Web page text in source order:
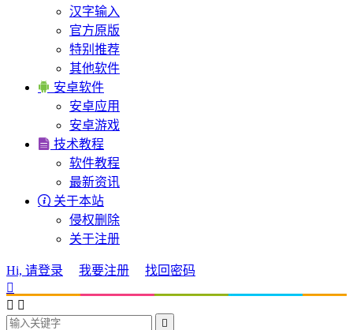
汉字输入
官方原版
特别推荐
其他软件
 安卓软件
安卓应用
安卓游戏
 技术教程
软件教程
最新资讯
 关于本站
侵权删除
关于注册
Hi, 请登录 我要注册
找回密码

 
